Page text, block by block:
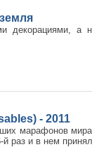
декорациями,
- 2011
марафонов
раз и в нем